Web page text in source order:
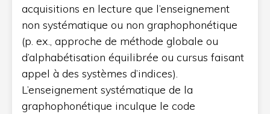
acquisitions en lecture que l’enseignement
non systématique ou non graphophonétique
(p. ex., approche de méthode globale ou
d’alphabétisation équilibrée ou cursus faisant
appel à des systèmes d’indices).
L’enseignement systématique de la
graphophonétique inculque le code